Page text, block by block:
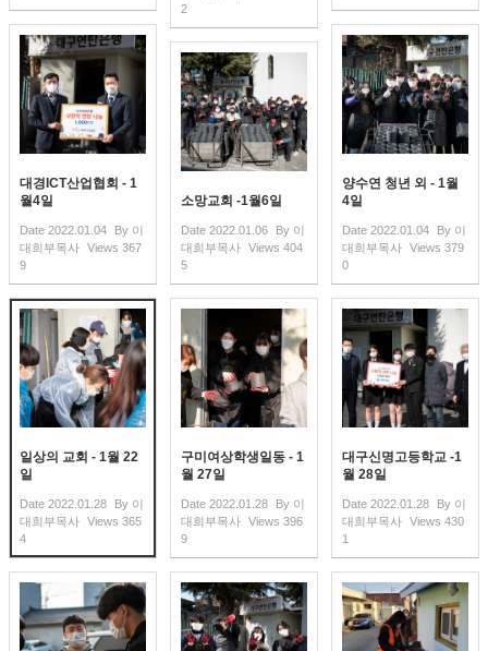
2
대경ICT산업협회 - 1
월4일
Date 2022.01.04 By 이
대희부목사 Views 367
9
양수연 청년 외 - 1월
4일
Date 2022.01.04 By 이
대희부목사 Views 379
0
소망교회 -1월6일
Date 2022.01.06 By 이
대희부목사 Views 404
5
일상의 교회 - 1월 22
일
Date 2022.01.28 By 이
대희부목사 Views 365
4
구미여상학생일동 - 1
월 27일
Date 2022.01.28 By 이
대희부목사 Views 396
9
대구신명고등학교 -1
월 28일
Date 2022.01.28 By 이
대희부목사 Views 430
1